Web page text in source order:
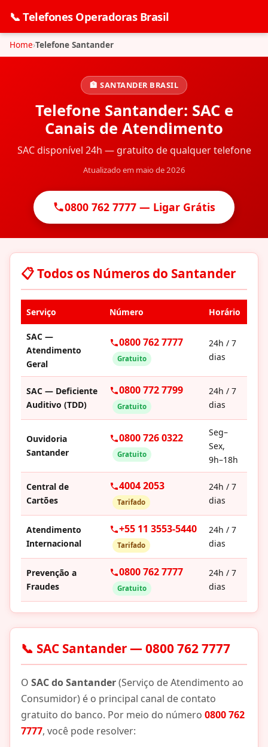
📞 Telefones Operadoras Brasil
Home Telefone Santander
🏦 SANTANDER BRASIL
Telefone Santander: SAC e
Canais de Atendimento
SAC disponível 24h — gratuito de qualquer telefone
Atualizado em maio de 2026
0800 762 7777 — Ligar Grátis
📋 Todos os Números do Santander
Serviço Número Horário
SAC —
Atendimento
Geral
0800 762 7777
Gratuito
24h / 7
dias
SAC — Deficiente
Auditivo (TDD)
0800 772 7799
Gratuito
24h / 7
dias
Ouvidoria
Santander
0800 726 0322
Gratuito
Seg–
Sex,
9h–18h
Central de
Cartões
4004 2053
Tarifado
24h / 7
dias
Atendimento
Internacional
+55 11 3553-5440
Tarifado
24h / 7
dias
Prevenção a
Fraudes
0800 762 7777
Gratuito
24h / 7
dias
📞 SAC Santander — 0800 762 7777
O SAC do Santander(Serviço de Atendimento ao
Consumidor) é o principal canal de contato
gratuito do banco. Por meio do número 0800 762
7777, você pode resolver: